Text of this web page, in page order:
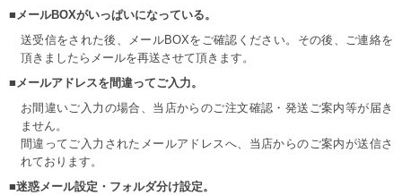
■メールBOXがいっぱいになっている。
送受信をされた後、メールBOXをご確認ください。その後、ご連絡を
頂きましたらメールを再送させて頂きます。
■メールアドレスを間違ってご入力。
お間違いご入力の場合、当店からのご注文確認・発送ご案内等が届き
ません。
間違ってご入力されたメールアドレスへ、当店からのご案内が送信さ
れております。
■迷惑メール設定・フォルダ分け設定。